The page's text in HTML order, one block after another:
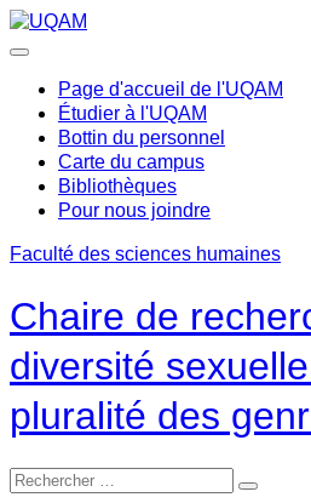
Passer
au
Page d'accueil de l'UQAM
Étudier à l'UQAM
Bottin du personnel
Carte du campus
Bibliothèques
Pour nous joindre
Faculté des sciences humaines
Chaire de
diversité
pluralité des